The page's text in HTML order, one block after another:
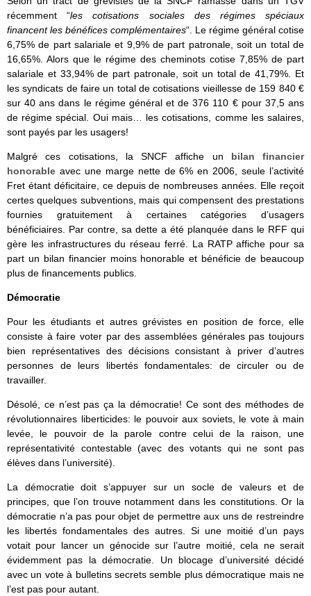
récemment “les cotisations sociales des régimes spéciaux
financent les bénéfices complémentaires“. Le régime général cotise
6,75% de part salariale et 9,9% de part patronale, soit un total de
16,65%. Alors que le régime des cheminots cotise 7,85% de part
salariale et 33,94% de part patronale, soit un total de 41,79%. Et
les syndicats de faire un total de cotisations vieillesse de 159 840 €
sur 40 ans dans le régime général et de 376 110 € pour 37,5 ans
de régime spécial. Oui mais… les cotisations, comme les salaires,
sont payés par les usagers!
Malgré ces cotisations, la SNCF affiche un bilan financier
honorable avec une marge nette de 6% en 2006, seule l’activité
Fret étant déficitaire, ce depuis de nombreuses années. Elle reçoit
certes quelques subventions, mais qui compensent des prestations
fournies gratuitement à certaines catégories d’usagers
bénéficiaires. Par contre, sa dette a été planquée dans le RFF qui
gère les infrastructures du réseau ferré. La RATP affiche pour sa
part un bilan financier moins honorable et bénéficie de beaucoup
plus de financements publics.
Démocratie
Pour les étudiants et autres grévistes en position de force, elle
consiste à faire voter par des assemblées générales pas toujours
bien représentatives des décisions consistant à priver d’autres
personnes de leurs libertés fondamentales: de circuler ou de
travailler.
Désolé, ce n’est pas ça la démocratie! Ce sont des méthodes de
révolutionnaires liberticides: le pouvoir aux soviets, le vote à main
levée, le pouvoir de la parole contre celui de la raison, une
représentativité contestable (avec des votants qui ne sont pas
élèves dans l’université).
La démocratie doit s’appuyer sur un socle de valeurs et de
principes, que l’on trouve notamment dans les constitutions. Or la
démocratie n’a pas pour objet de permettre aux uns de restreindre
les libertés fondamentales des autres. Si une moitié d’un pays
votait pour lancer un génocide sur l’autre moitié, cela ne serait
évidemment pas la démocratie. Un blocage d’université décidé
avec un vote à bulletins secrets semble plus démocratique mais ne
l’est pas pour autant.